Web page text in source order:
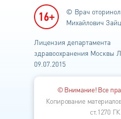
© Врач
Михайлович
Лицензия департамента
здравоохранения Москвы
09.07.2015
© Внимание! Все
Копирование
ст.1270